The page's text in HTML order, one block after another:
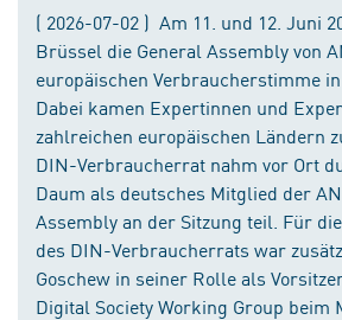
( 2026-07-02 ) Am 11. und 12. Juni
Brüssel die General Assembly von
europäischen Verbraucherstimme
Dabei kamen Expertinnen und
zahlreichen europäischen Ländern
DIN-Verbraucherrat nahm vor Ort
Daum als deutsches Mitglied der
Assembly an der Sitzung teil. Für
des DIN-Verbraucherrats war
Goschew in seiner Rolle als
Digital Society Working Group beim